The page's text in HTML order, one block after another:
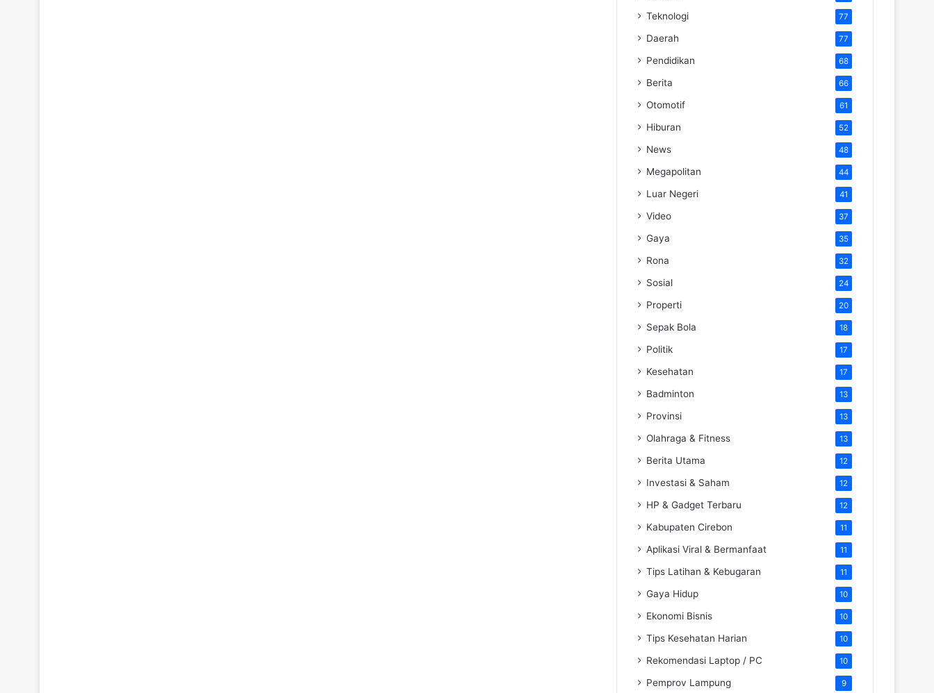
Teknologi 77
Daerah 77
Pendidikan 68
Berita 66
Otomotif 61
Hiburan 52
News 48
Megapolitan 44
Luar Negeri 41
Video 37
Gaya 35
Rona 32
Sosial 24
Properti 20
Sepak Bola 18
Politik 17
Kesehatan 17
Badminton 13
Provinsi 13
Olahraga & Fitness 13
Berita Utama 12
Investasi & Saham 12
HP & Gadget Terbaru 12
Kabupaten Cirebon 11
Aplikasi Viral & Bermanfaat 11
Tips Latihan & Kebugaran 11
Gaya Hidup 10
Ekonomi Bisnis 10
Tips Kesehatan Harian 10
Rekomendasi Laptop / PC 10
Pemprov Lampung 9